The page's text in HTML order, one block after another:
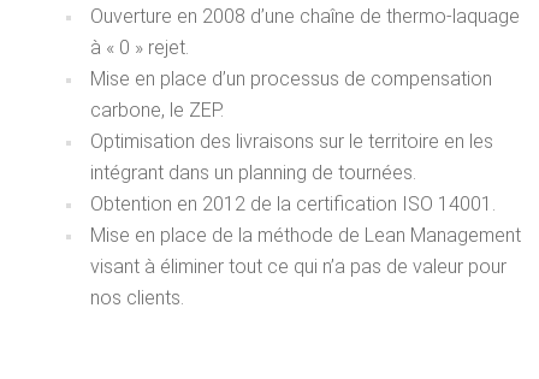
Ouverture en 2008 d’une chaîne de thermo-laquage
à « 0 » rejet.
Mise en place d’un processus de compensation
carbone, le ZEP.
Optimisation des livraisons sur le territoire en les
intégrant dans un planning de tournées.
Obtention en 2012 de la certification ISO 14001.
Mise en place de la méthode de Lean Management
visant à éliminer tout ce qui n’a pas de valeur pour
nos clients.